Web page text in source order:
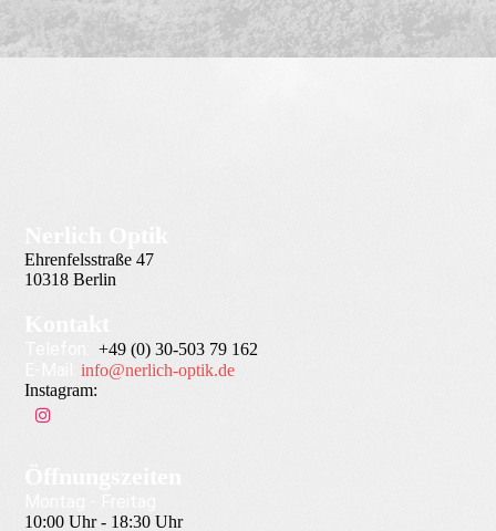
Ehrenfelsstraße 47
10318 Berlin
Telefon:+49 (0) 30-503 79 162
E-Mail:info@nerlich-optik.de
Instagram:
10:00 Uhr - 18:30 Uhr